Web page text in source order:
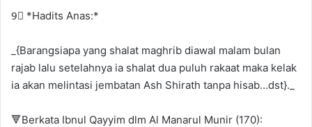
9⃣ *Hadits Anas:*
_{Barangsiapa yang shalat maghrib diawal malam bulan
rajab lalu setelahnya ia shalat dua puluh rakaat maka kelak
ia akan melintasi jembatan Ash Shirath tanpa hisab…dst}._
🔻Berkata Ibnul Qayyim dlm Al Manarul Munir (170):